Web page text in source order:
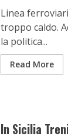
Linea
troppo caldo.
la politica...
Read More
In Sicilia